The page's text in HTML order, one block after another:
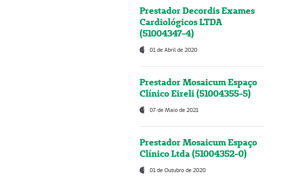
Prestador Decordis Exames
Cardiológicos LTDA
(51004347-4)
01 de Abril de 2020
Prestador Mosaicum Espaço
Clínico Eireli (51004355-5)
07 de Maio de 2021
Prestador Mosaicum Espaço
Clínico Ltda (51004352-0)
01 de Outubro de 2020